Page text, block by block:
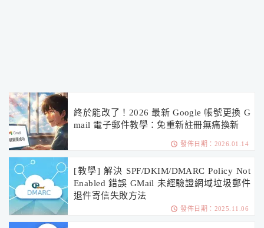
終於能改了！2026 最新 Google 帳號更換 G
mail 電子郵件教學：免重新註冊無痛換新
發佈日期：2026.01.14
[教學] 解決 SPF/DKIM/DMARC Policy Not
Enabled 錯誤 GMail 未經驗證網域垃圾郵件
退件寄信失敗方法
發佈日期：2025.11.06